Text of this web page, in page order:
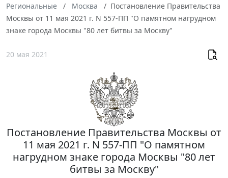
Региональные
Москва
Постановление Правительства
Москвы от 11 мая 2021 г. N 557-ПП "О памятном нагрудном
знаке города Москвы "80 лет битвы за Москву"
20 мая 2021
Постановление Правительства Москвы от
11 мая 2021 г. N 557-ПП "О памятном
нагрудном знаке города Москвы "80 лет
битвы за Москву"